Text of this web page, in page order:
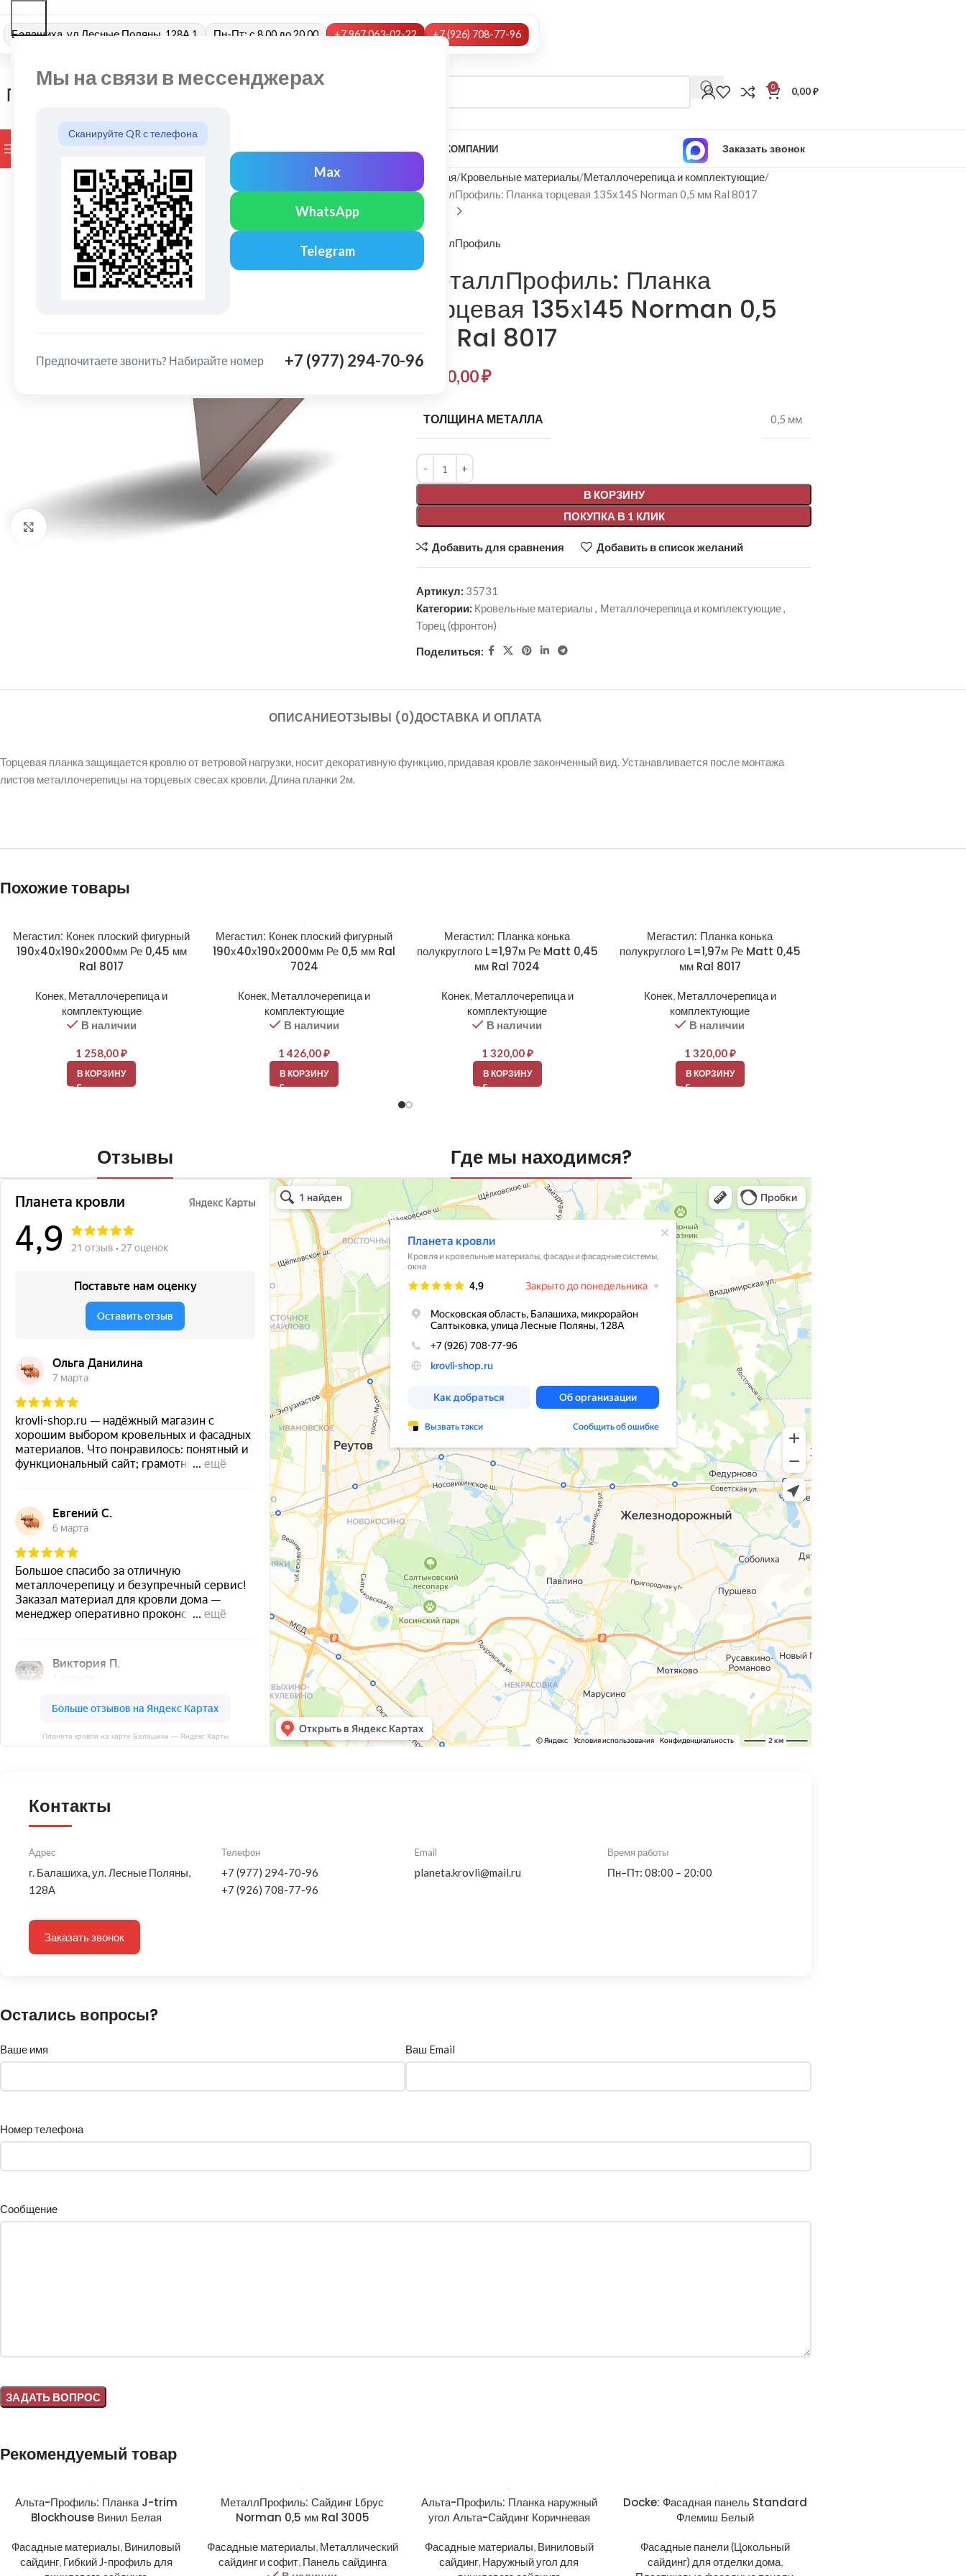
Мы на связи в мессенджерах
Сканируйте QR с телефона
Max
WhatsApp
Telegram
Предпочитаете звонить? Набирайте номер +7 (977) 294-70-96
Балашиха, ул Лесные Поляны, 128А 1 Пн-Пт: с 8.00 до 20.00 +7 967 063-02-22 +7 (926) 708-77-96
0 0,00₽
ПРОСМОТР КАТЕГОРИЙ БРЕНДЫ О КОМПАНИИ Заказать звонок
Нажмите, чтобы увеличить
Главная Кровельные материалы Металлочерепица и комплектующие
МеталлПрофиль: Планка торцевая 135х145 Norman 0,5 мм Ral 8017
МеталлПрофиль
МеталлПрофиль: Планка
торцевая 135х145 Norman 0,5
мм Ral 8017
1 400,00₽
ТОЛЩИНА МЕТАЛЛА 0,5 мм
В КОРЗИНУ
ПОКУПКА В 1 КЛИК
Alternative:
Добавить для сравнения Добавить в список желаний
Артикул: 35731
Категории: Кровельные материалы , Металлочерепица и комплектующие,
Торец (фронтон)
Поделиться:
ОПИСАНИЕОТЗЫВЫ (0)ДОСТАВКА И ОПЛАТА
Торцевая планка защищается кровлю от ветровой нагрузки, носит декоративную функцию, придавая кровле законченный вид. Устанавливается после монтажа
листов металлочерепицы на торцевых свесах кровли. Длина планки 2м.
Похожие товары
Мегастил: Конек плоский фигурный
190х40х190х2000мм Ре 0,45 мм
Ral 8017
Конек, Металлочерепица и
комплектующие
В наличии
1 258,00₽
В КОРЗИНУ
Мегастил: Конек плоский фигурный
190х40х190х2000мм Ре 0,5 мм Ral
7024
Конек, Металлочерепица и
комплектующие
В наличии
1 426,00₽
В КОРЗИНУ
Мегастил: Планка конька
полукруглого L=1,97м Ре Matt 0,45
мм Ral 7024
Конек, Металлочерепица и
комплектующие
В наличии
1 320,00₽
В КОРЗИНУ
Мегастил: Планка конька
полукруглого L=1,97м Ре Matt 0,45
мм Ral 8017
Конек, Металлочерепица и
комплектующие
В наличии
1 320,00₽
В КОРЗИНУ
Отзывы
Планета кровли на карте Балашихи — Яндекс Карты
Где мы находимся?
Планета кровли
Кровля и кровельные материалы в Балашихе
Окна в Балашихе
Контакты
Адрес
г. Балашиха, ул. Лесные Поляны,
128А
Телефон
+7 (977) 294-70-96
+7 (926) 708-77-96
Email
planeta.krovli@mail.ru
Время работы
Пн–Пт: 08:00 – 20:00
Заказать звонок
Остались вопросы?
Ваше имя Ваш Email
Номер телефона
Сообщение
Рекомендуемый товар
Альта-Профиль: Планка J-trim
Blockhouse Винил Белая
Фасадные материалы, Виниловый
сайдинг, Гибкий J-профиль для
МеталлПрофиль: Сайдинг Lбрус
Norman 0,5 мм Ral 3005
Фасадные материалы, Металлический
сайдинг и софит, Панель сайдинга
Альта-Профиль: Планка наружный
угол Альта-Сайдинг Коричневая
Фасадные материалы, Виниловый
сайдинг, Наружный угол для
Docke: Фасадная панель Standard
Флемиш Белый
Фасадные панели (Цокольный
сайдинг) для отделки дома,